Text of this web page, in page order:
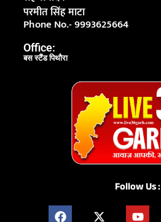
परमीत सिंह माटा
Phone No.- 9993625664
Office:
बस स्टैंड पिथौरा
Follow Us :